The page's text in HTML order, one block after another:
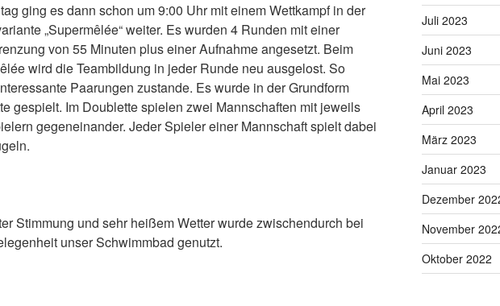
ging es dann schon um 9:00 Uhr mit einem Wettkampf in der
„Supermêlée“ weiter. Es wurden 4 Runden mit einer
von 55 Minuten plus einer Aufnahme angesetzt. Beim
wird die Teambildung in jeder Runde neu ausgelost. So
Paarungen zustande. Es wurde in der Grundform
gespielt. Im Doublette spielen zwei Mannschaften mit jeweils
gegeneinander. Jeder Spieler einer Mannschaft spielt dabei
Stimmung und sehr heißem Wetter wurde zwischendurch bei
unser Schwimmbad genutzt.
Juli 2023
Juni 2023
Mai 2023
April 2023
März 2023
Januar 2023
Dezember
November
Oktober 2022